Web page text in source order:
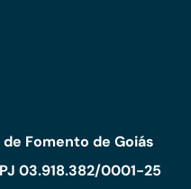
Fomento de Goiás
03.918.382/0001-25